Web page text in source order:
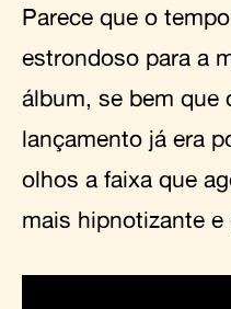
Parece que o
estrondoso para a
álbum, se bem que
lançamento já era
olhos a faixa que
mais hipnotizante e